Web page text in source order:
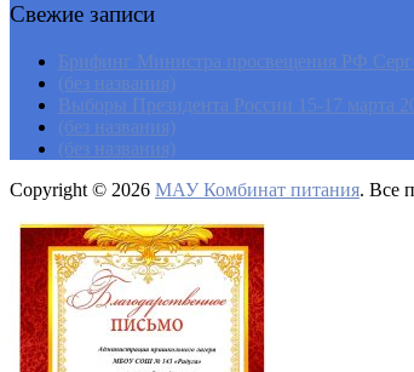
Свежие записи
Брифинг Министра просвещения РФ
(без названия)
Выборы Президента России 15-17 марта
(без названия)
(без названия)
Copyright © 2026 МАУ Комбинат питания. Все